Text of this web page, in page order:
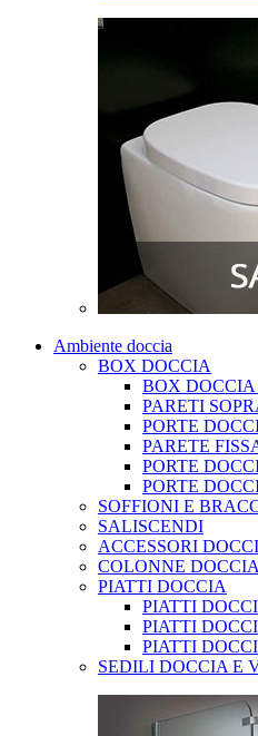
Ambiente doccia
BOX DOCCIA
BOX
PARETI
PORTE
PARETE
PORTE
PORTE
SOFFIONI E
SALISCENDI
ACCESSORI
COLONNE
PIATTI DOCCIA
PIATTI
PIATTI
PIATTI
SEDILI DOCCIA E